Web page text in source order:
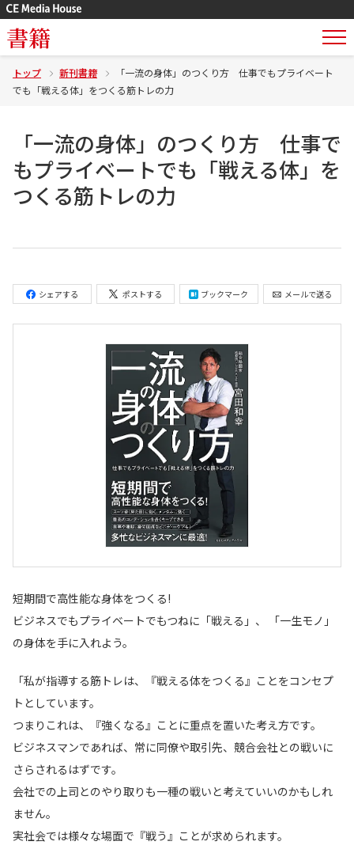
書籍
トップ 新刊書籍
「一流の身体」のつくり方 仕事でもプライベート
でも「戦える体」をつくる筋トレの力
「一流の身体」のつくり方 仕事で
もプライベートでも「戦える体」を
つくる筋トレの力
シェアする ポストする ブックマーク メールで送る
短期間で高性能な身体をつくる!
ビジネスでもプライベートでもつねに「戦える」、 「一生モノ」
の身体を手に入れよう。
「私が指導する筋トレは、『戦える体をつくる』ことをコンセプ
トとしています。
つまりこれは、『強くなる』ことに重点を置いた考え方です。
ビジネスマンであれば、常に同僚や取引先、競合会社との戦いに
さらされるはずです。
会社での上司とのやり取りも一種の戦いと考えていいのかもしれ
ません。
実社会では様々な場面で『戦う』ことが求められます。